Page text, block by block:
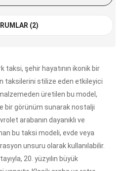
(2)
taksi, şehir hayatının ikonik bir
taksilerini stilize eden etkileyici
üretilen bu model,
bir görünüm sunarak nostalji
arabanın dayanıklı ve
bu taksi modeli, evde veya
unsuru olarak kullanılabilir.
20. yüzyılın büyük